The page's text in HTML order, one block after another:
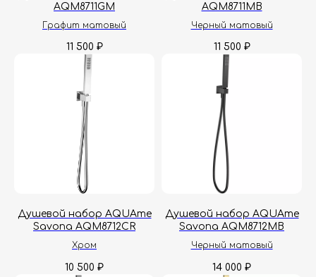
AQM8711GM
Графит матовый
11 500 ₽
AQM8711MB
Черный матовый
11 500 ₽
Душевой набор AQUAme
Savona AQM8712CR
Хром
10 500 ₽
Душевой набор AQUAme
Savona AQM8712MB
Черный матовый
14 000 ₽
Москва, Новопесчаная улица, 19к1
info@aquame-shop.ru